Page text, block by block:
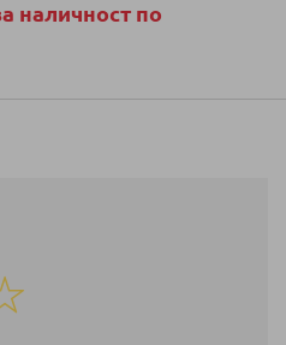
наличност по